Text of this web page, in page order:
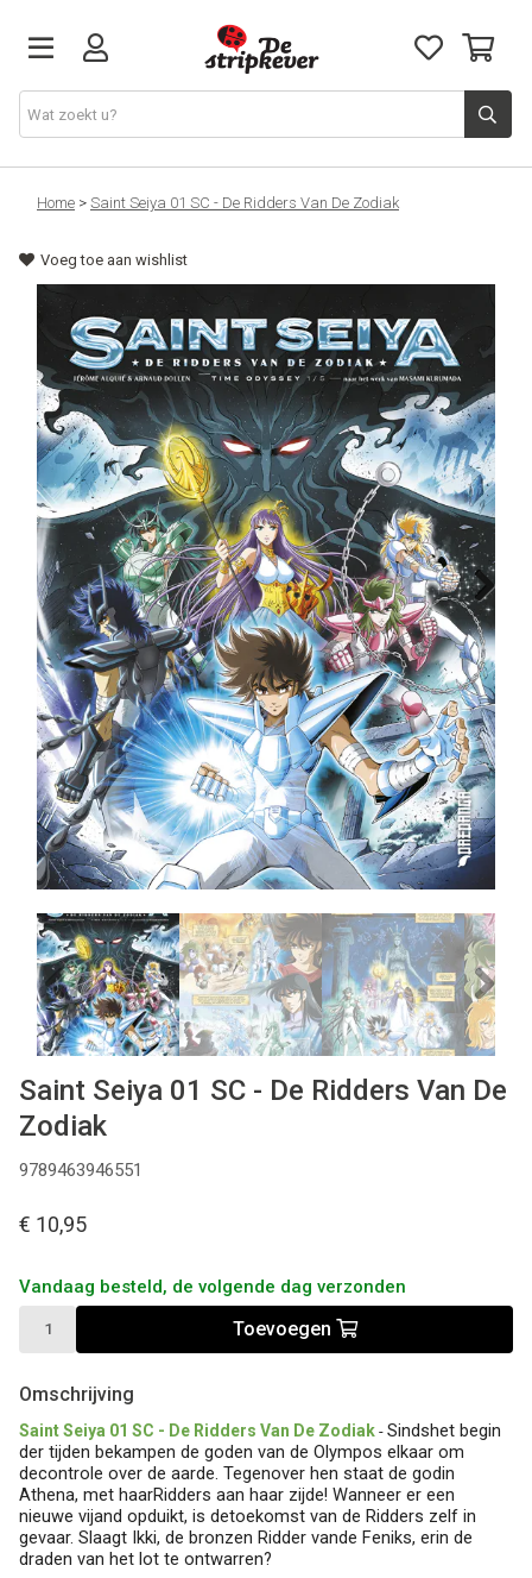
STRIPKEVER
NIEUWE RELEASES
EVENTS
STRIPS
JEUGD
GRAPHIC NOVELS
MANGA
COMICS
TOP-10
CADEAUBON
CONTACT
Home > Saint Seiya 01 SC - De Ridders Van De Zodiak
Voeg toe aan wishlist
Next
Previous Next
Saint Seiya 01 SC - De Ridders Van De
Zodiak
9789463946551
€ 10,95
Vandaag besteld, de volgende dag verzonden
Toevoegen
Omschrijving
Saint Seiya 01 SC - De Ridders Van De Zodiak - Sindshet begin
der tijden bekampen de goden van de Olympos elkaar om
decontrole over de aarde. Tegenover hen staat de godin
Athena, met haarRidders aan haar zijde! Wanneer er een
nieuwe vijand opduikt, is detoekomst van de Ridders zelf in
gevaar. Slaagt Ikki, de bronzen Ridder vande Feniks, erin de
draden van het lot te ontwarren?